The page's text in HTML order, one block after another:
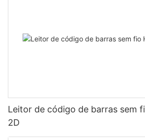
Leitor de código de barras sem
2D